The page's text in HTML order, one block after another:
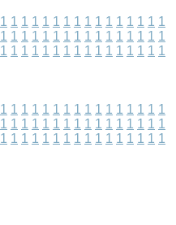
1 1 1 1 1 1 1 1 1 1 1 1 1 1 1 1
1 1 1 1 1 1 1 1 1 1 1 1 1 1 1 1
1 1 1 1 1 1 1 1 1 1 1 1 1 1 1 1
1 1 1 1 1 1 1 1 1 1 1 1 1 1 1 1
1 1 1 1 1 1 1 1 1 1 1 1 1 1 1 1
1 1 1 1 1 1 1 1 1 1 1 1 1 1 1 1